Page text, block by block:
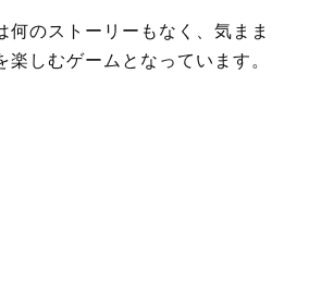
何のストーリーもなく、気まま
楽しむゲームとなっています。